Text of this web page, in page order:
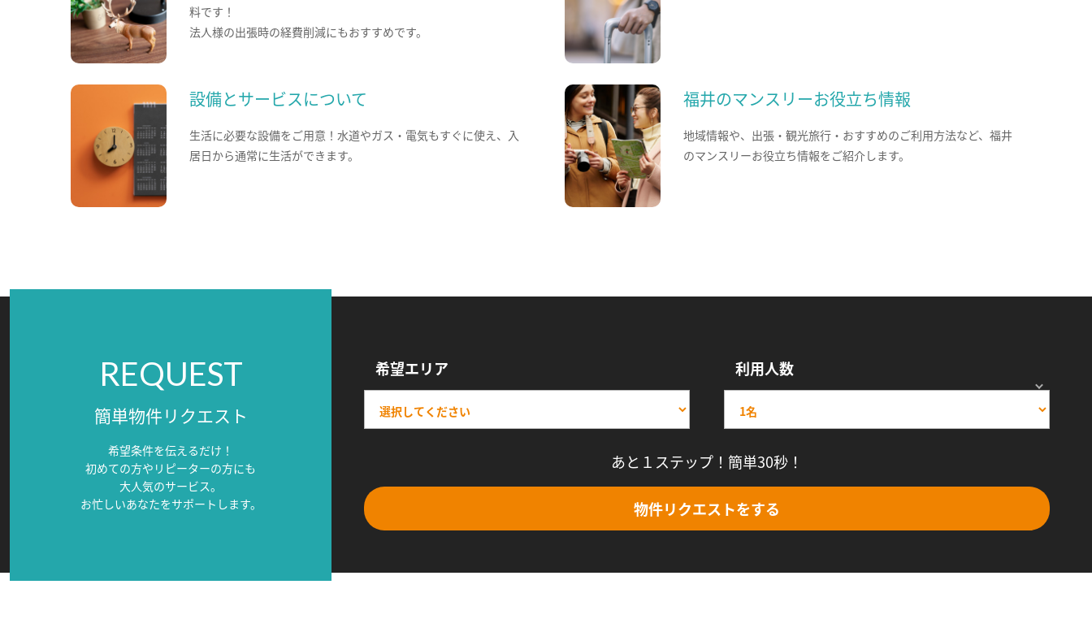
料です！
法人様の出張時の経費削減にもおすすめです。
設備とサービスについて
生活に必要な設備をご用意！水道やガス・電気もすぐに使え、入
居日から通常に生活ができます。
福井のマンスリーお役立ち情報
地域情報や、出張・観光旅行・おすすめのご利用方法など、福井
のマンスリーお役立ち情報をご紹介します。
REQUEST
簡単物件リクエスト
希望条件を伝えるだけ！
初めての方やリピーターの方にも
大人気のサービス。
お忙しいあなたをサポートします。
希望エリア 利用人数
あと１ステップ！簡単30秒！
物件リクエストをする